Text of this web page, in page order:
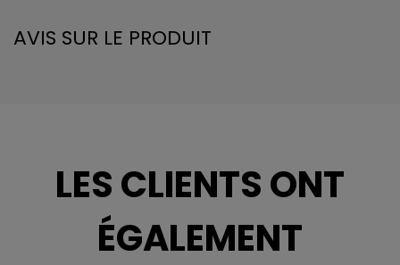
AVIS SUR LE PRODUIT
LES CLIENTS ONT
ÉGALEMENT